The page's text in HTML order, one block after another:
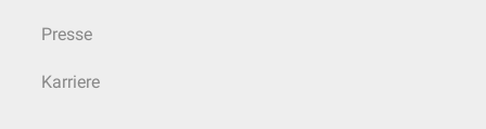
Presse
Karriere